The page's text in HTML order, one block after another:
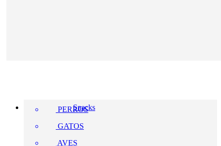
Snacks
PERROS
GATOS
AVES